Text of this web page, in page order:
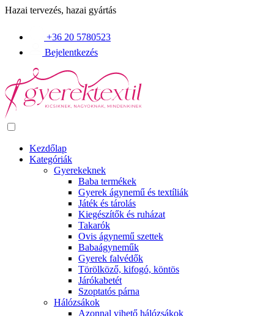
Hazai tervezés, hazai gyártás
+36 20 5780523
Bejelentkezés
Kezdőlap
Kategóriák
Gyerekeknek
Baba termékek
Gyerek ágynemű és textíliák
Játék és tárolás
Kiegészítők és ruházat
Takarók
Ovis ágynemű szettek
Babaágyneműk
Gyerek falvédők
Törölköző, kifogó, köntös
Járókabetét
Szoptatós párna
Hálózsákok
Azonnal vihető hálózsákok